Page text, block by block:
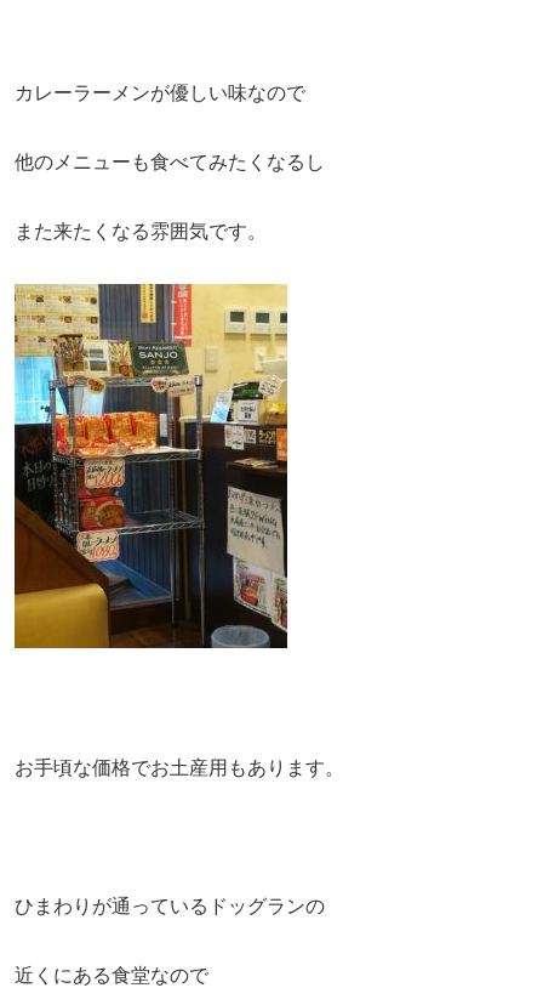
カレーラーメンが優しい味なので
他のメニューも食べてみたくなるし
また来たくなる雰囲気です。
お手頃な価格でお土産用もあります。
ひまわりが通っているドッグランの
近くにある食堂なので